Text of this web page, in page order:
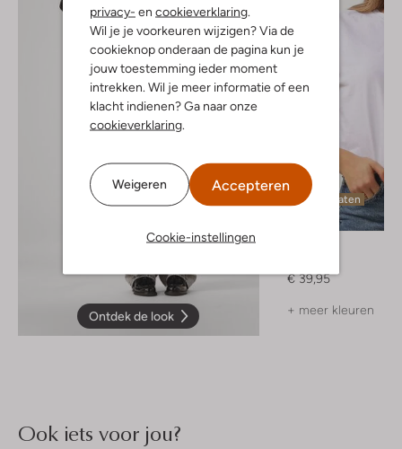
privacy- en cookieverklaring
Wil je je voorkeuren wijzigen? Via de
cookieknop onderaan de pagina kun je
jouw toestemming ieder moment
intrekken. Wil je meer informatie of een
klacht indienen? Ga naar onze
cookieverklaring
Weigeren Accepteren
Cookie-instellingen
Ontdek de look
Laatste maten
€ 39,95
+ meer kleuren
Ook iets voor jou?